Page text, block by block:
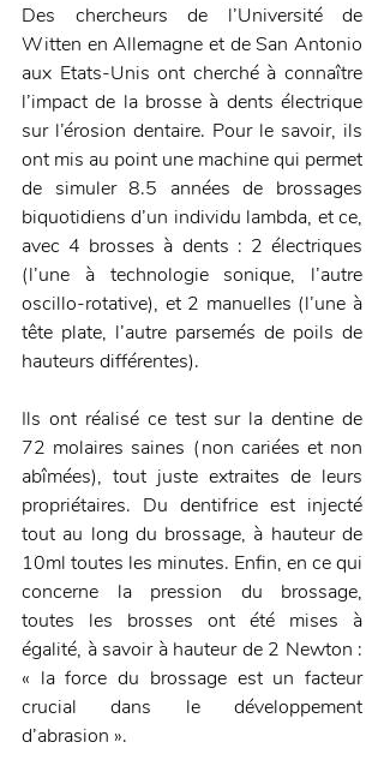
Des chercheurs de l’Université de
Witten en Allemagne et de San Antonio
aux Etats-Unis ont cherché à connaître
l’impact de la brosse à dents électrique
sur l’érosion dentaire. Pour le savoir, ils
ont mis au point une machine qui permet
de simuler 8.5 années de brossages
biquotidiens d’un individu lambda, et ce,
avec 4 brosses à dents : 2 électriques
(l’une à technologie sonique, l’autre
oscillo-rotative), et 2 manuelles (l’une à
tête plate, l’autre parsemés de poils de
hauteurs différentes).
Ils ont réalisé ce test sur la dentine de
72 molaires saines (non cariées et non
abîmées), tout juste extraites de leurs
propriétaires. Du dentifrice est injecté
tout au long du brossage, à hauteur de
10ml toutes les minutes. Enfin, en ce qui
concerne la pression du brossage,
toutes les brosses ont été mises à
égalité, à savoir à hauteur de 2 Newton :
« la force du brossage est un facteur
crucial dans le développement
d’abrasion ».